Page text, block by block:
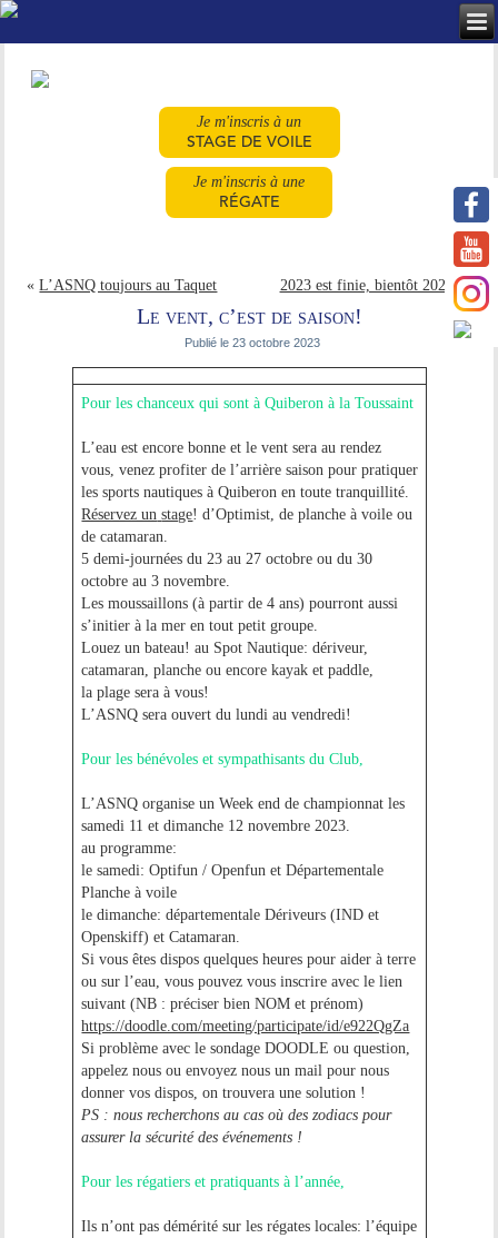
Je m'inscris à un
STAGE DE VOILE
Je m'inscris à une
RÉGATE
«L’ASNQ toujours au Taquet 2023 est finie, bientôt 2024!»
Le vent, c’est de saison!
Publié le 23 octobre 2023
Pour les chanceux qui sont à Quiberon à la Toussaint
L’eau est encore bonne et le vent sera au rendez
vous, venez profiter de l’arrière saison pour pratiquer
les sports nautiques à Quiberon en toute tranquillité.
Réservez un stage! d’Optimist, de planche à voile ou
de catamaran.
5 demi-journées du 23 au 27 octobre ou du 30
octobre au 3 novembre.
Les moussaillons (à partir de 4 ans) pourront aussi
s’initier à la mer en tout petit groupe.
Louez un bateau! au Spot Nautique: dériveur,
catamaran, planche ou encore kayak et paddle,
la plage sera à vous!
L’ASNQ sera ouvert du lundi au vendredi!
Pour les bénévoles et sympathisants du Club,
L’ASNQ organiseun Week end de championnat les
samedi 11 et dimanche 12 novembre 2023.
au programme:
le samedi: Optifun / Openfun et Départementale
Planche à voile
le dimanche: départementale Dériveurs (IND et
Openskiff) et Catamaran.
Si vous êtes dispos quelques heures pour aider à terre
ou sur l’eau, vous pouvez vous inscrire avec le lien
suivant (NB : préciser bien NOM et prénom)
https://doodle.com/meeting/participate/id/e922QgZa
Si problème avec le sondage DOODLE ou question,
appelez nous ou envoyez nous un mail pour nous
donner vos dispos, on trouvera une solution !
PS : nous recherchons au cas où des zodiacs pour
assurer la sécurité des événements !
Pour les régatiers et pratiquants à l’année,
Ils n’ont pas démérité sur les régates locales: l’équipe